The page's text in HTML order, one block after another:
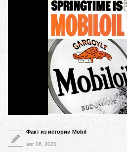
Факт из истории Mobil
авг 08, 2026